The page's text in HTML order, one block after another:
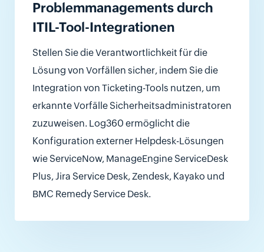
Problemmanagements durch
ITIL-Tool-Integrationen
Stellen Sie die Verantwortlichkeit für die
Lösung von Vorfällen sicher, indem Sie die
Integration von Ticketing-Tools nutzen, um
erkannte Vorfälle Sicherheitsadministratoren
zuzuweisen. Log360 ermöglicht die
Konfiguration externer Helpdesk-Lösungen
wie ServiceNow, ManageEngine ServiceDesk
Plus, Jira Service Desk, Zendesk, Kayako und
BMC Remedy Service Desk.